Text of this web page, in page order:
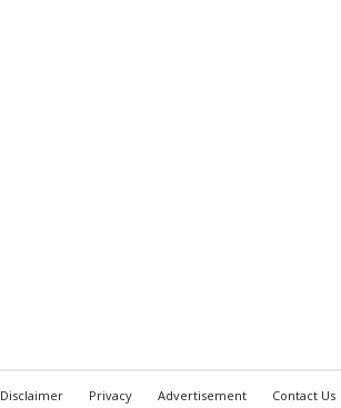
Disclaimer Privacy Advertisement Contact Us